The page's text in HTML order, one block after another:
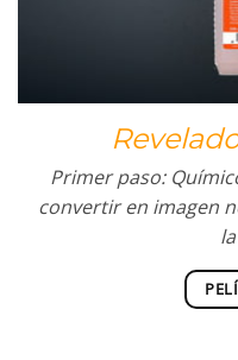
Primer paso:
convertir en imagen